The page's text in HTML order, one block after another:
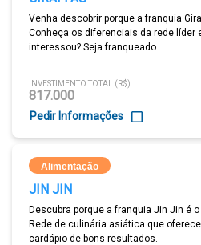
Venha descobrir porque a franquia
Conheça os diferenciais da rede líder
interessou? Seja franqueado.
INVESTIMENTO TOTAL (R$)
817.000
Pedir Informações
Alimentação
JIN JIN
Descubra porque a franquia Jin Jin é
Rede de culinária asiática que
cardápio de bons resultados.